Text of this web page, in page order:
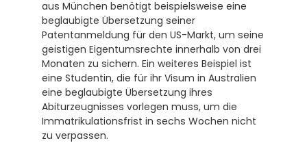
aus München benötigt beispielsweise eine
beglaubigte Übersetzung seiner
Patentanmeldung für den US-Markt, um seine
geistigen Eigentumsrechte innerhalb von drei
Monaten zu sichern. Ein weiteres Beispiel ist
eine Studentin, die für ihr Visum in Australien
eine beglaubigte Übersetzung ihres
Abiturzeugnisses vorlegen muss, um die
Immatrikulationsfrist in sechs Wochen nicht
zu verpassen.